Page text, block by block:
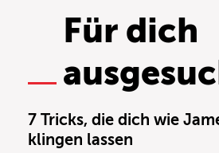
Für dich
7 Tricks, die dich wie
klingen lassen